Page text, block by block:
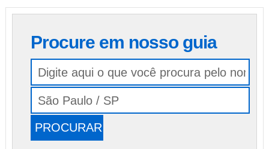
Procure em nosso guia